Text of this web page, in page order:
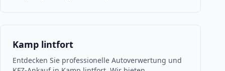
Kamp lintfort
Entdecken Sie professionelle Autoverwertung und